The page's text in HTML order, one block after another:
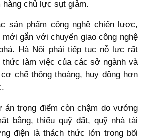
hàng chủ lực sụt giảm.
sản phẩm công nghệ chiến lược,
gắn với chuyển giao công nghệ
Hà Nội phải tiếp tục nỗ lực rất
thức làm việc của các sở ngành và
chế thông thoáng, huy động hơn
án trọng điểm còn chậm do vướng
bằng, thiếu quỹ đất, quỹ nhà tái
điện là thách thức lớn trong bối